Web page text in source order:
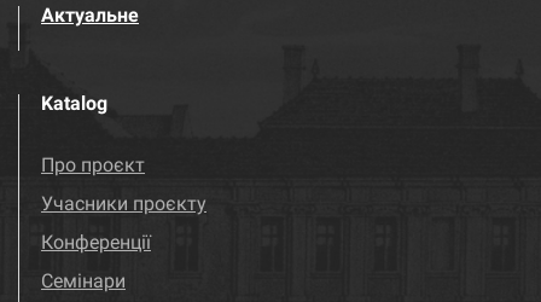
Актуальне
Katalog
Про проєкт
Учасники проєкту
Конференції
Семінари